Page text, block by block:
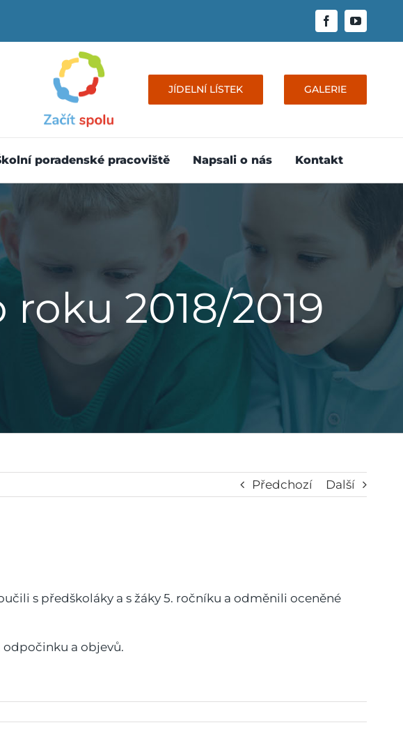
JÍDELNÍ LÍSTEK GALERIE
poradenské pracoviště Napsali o nás Kontakt
2018/2019
Předchozí Další
s předškoláky a s žáky 5. ročníku a odměnili oceněné
a objevů.